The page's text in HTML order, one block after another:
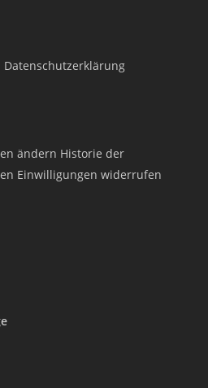
Datenschutzerklärung
ändern Historie der
Einwilligungen widerrufen